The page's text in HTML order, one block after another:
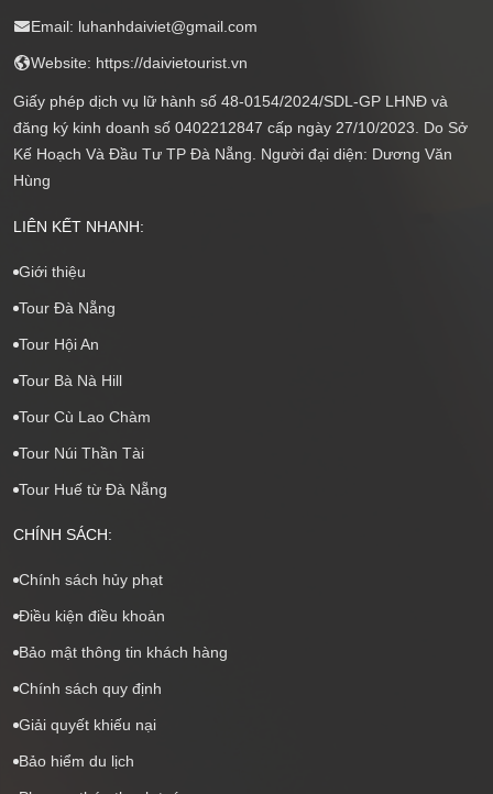
Email: luhanhdaiviet@gmail.com
Website: https://daivietourist.vn
Giấy phép dịch vụ lữ hành số 48-0154/2024/SDL-GP LHNĐ và
đăng ký kinh doanh số 0402212847 cấp ngày 27/10/2023. Do Sở
Kế Hoạch Và Đầu Tư TP Đà Nẵng. Người đại diện: Dương Văn
Hùng
LIÊN KẾT NHANH:
Giới thiệu
Tour Đà Nẵng
Tour Hội An
Tour Bà Nà Hill
Tour Cù Lao Chàm
Tour Núi Thần Tài
Tour Huế từ Đà Nẵng
CHÍNH SÁCH:
Chính sách hủy phạt
Điều kiện điều khoản
Bảo mật thông tin khách hàng
Chính sách quy định
Giải quyết khiếu nại
Bảo hiểm du lịch